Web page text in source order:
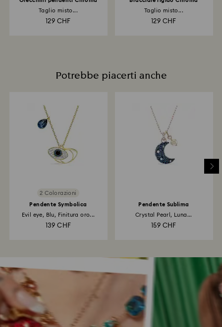
Taglio misto...
129 CHF
Taglio misto...
129 CHF
Potrebbe piacerti anche
2 Colorazioni
Pendente Symbolica
Evil eye, Blu, Finitura oro...
139 CHF
Pendente Sublima
Crystal Pearl, Luna...
159 CHF